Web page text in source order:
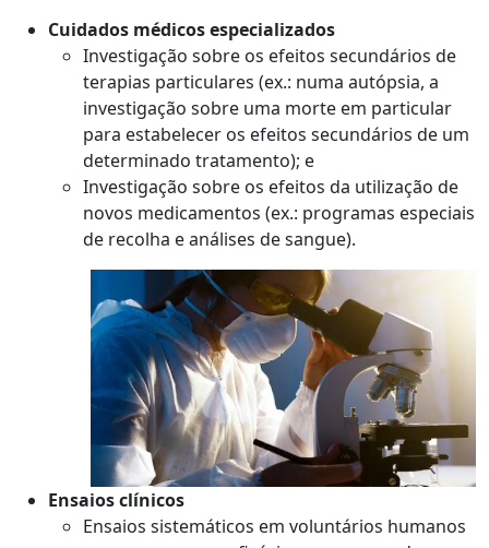
Cuidados médicos especializados
Investigação sobre os efeitos secundários de
terapias particulares (ex.: numa autópsia, a
investigação sobre uma morte em particular
para estabelecer os efeitos secundários de um
determinado tratamento); e
Investigação sobre os efeitos da utilização de
novos medicamentos (ex.: programas especiais
de recolha e análises de sangue).
Ensaios clínicos
Ensaios sistemáticos em voluntários humanos